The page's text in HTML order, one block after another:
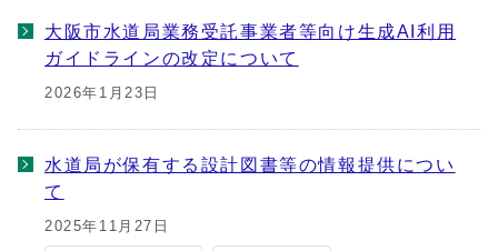
大阪市水道局業務受託事業者等向け生成AI利用
ガイドラインの改定について
2026年1月23日
水道局が保有する設計図書等の情報提供につい
て
2025年11月27日